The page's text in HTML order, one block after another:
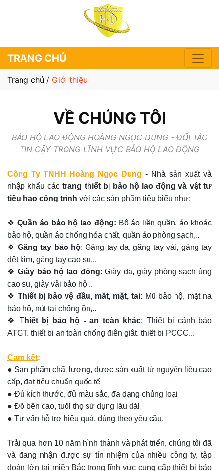
TRANG CHỦ
Trang chủ / Giới thiệu
VỀ CHÚNG TÔI
BẢO HỘ LAO ĐỘNG HOÀNG NGỌC DUNG - ĐỐI TÁC
TIN CẬY TRONG LĨNH VỰC BẢO HỘ LAO ĐỘNG
Công Ty TNHH Hoàng Ngọc Dung - Nhà sản xuất và
nhập khẩu cáctrang thiết bị bảo hộ lao động và vật tư
tiêu hao công trình với các sản phẩm tiêu biểu như:
❖ Quần áo bảo hộ lao động: Bộ áo liền quần, áo khoác
bảo hộ, quần áo chống hóa chất, quần áo phòng sạch,..
❖ Găng tay bảo hộ: Găng tay da, găng tay vải, găng tay
dệt kim, găng tay cao su,..
❖Giày bảo hộ lao động: Giày da, giày phòng sạch ủng
cao su, giày vải bảo hộ,..
❖ Thiết bị bảo vệ đầu, mắt, mặt, tai: Mũ bảo hộ, mặt na
bảo hộ, nút tai chống ồn,..
❖ Thiết bị bảo hộ - an toàn khác: Thiết bị cảnh báo
ATGT, thiết bị an toàn chống điện giật, thiết bị PCCC,..
Cam kết:
● Sản phẩm chất lượng, được sản xuất từ nguyên liệu cao
cấp, đạt tiêu chuẩn quốc tế
● Đủ kích thước, đủ màu sắc, đa dạng chủng loại
● Độ bền cao, tuổi thọ sử dụng lâu dài
● Tư vấn hỗ trợ hiệu quả, đúng theo yêu cầu.
Trải qua hơn 10 năm hình thành và phát triển, chúng tôi đã
và đang nhận được sự tín nhiệm của nhiều công ty, tập
đoàn lớn tại miền Bắc trong lĩnh vực cung cấp thiết bị bảo